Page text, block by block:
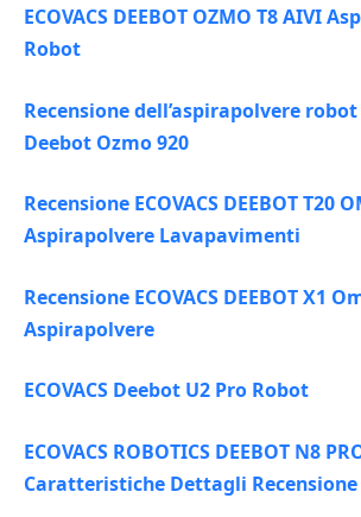
ECOVACS DEEBOT OZMO T8 AIVI
Robot
Recensione dell’aspirapolvere robot
Deebot Ozmo 920
Recensione ECOVACS DEEBOT T20
Aspirapolvere Lavapavimenti
Recensione ECOVACS DEEBOT X1
Aspirapolvere
ECOVACS Deebot U2 Pro Robot
ECOVACS ROBOTICS DEEBOT N8
Caratteristiche Dettagli Recensione